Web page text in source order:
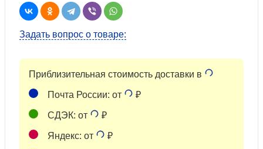
Задать вопрос о товаре:
Приблизительная стоимость доставки в
Почта России: от ₽
СДЭК: от ₽
Яндекс: от
₽